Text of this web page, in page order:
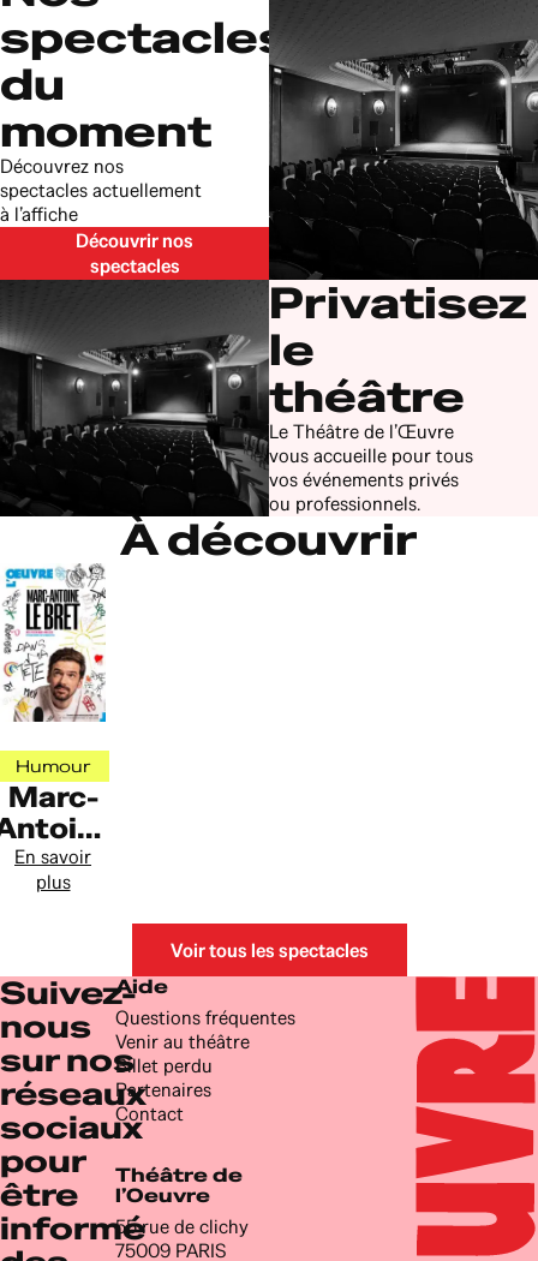
spectacles
du
moment
Découvrez nos
spectacles actuellement
à l’affiche
Découvrir nos
spectacles
Privatisez
le
théâtre
Le Théâtre de l’Œuvre
vous accueille pour tous
vos événements privés
ou professionnels.
À découvrir
Humour
Marc-
Le Bret
Dans
En savoir
plus
Voir tous les spectacles
Suivez-
nous
sur nos
réseaux
sociaux
pour
être
informé
Aide
Questions fréquentes
Venir au théâtre
Billet perdu
Partenaires
Contact
Théâtre de
l’Oeuvre
55 rue de clichy
75009 PARIS